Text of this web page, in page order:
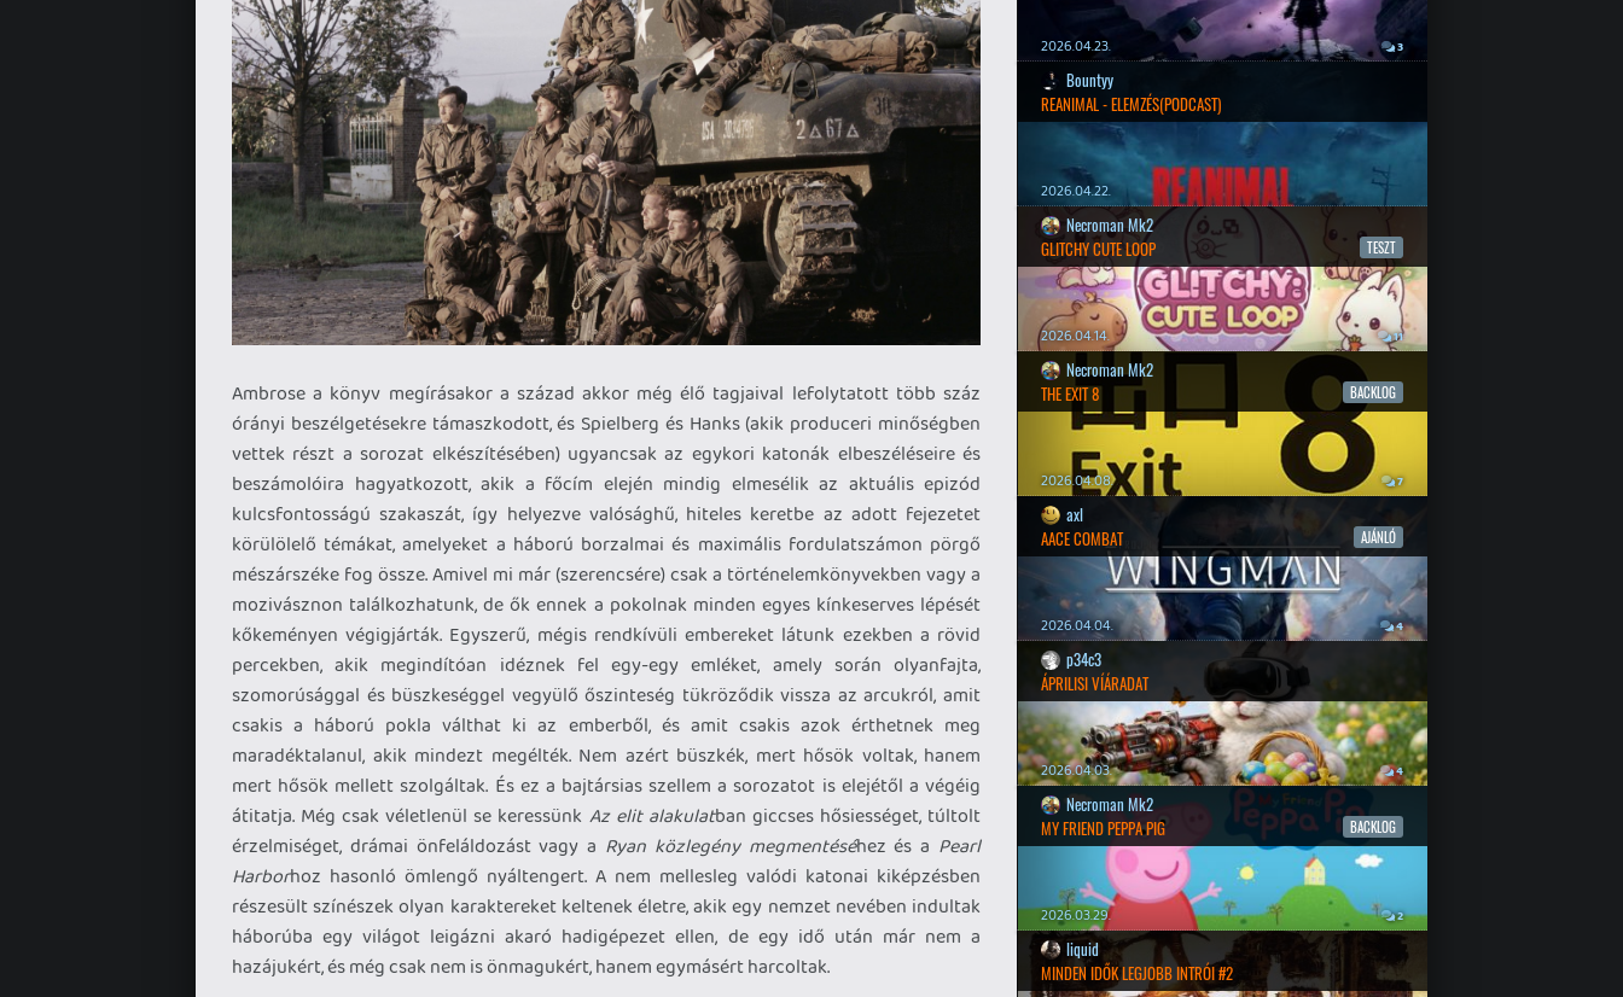
Ambrose a könyv megírásakor a század akkor még élő tagjaival lefolytatott több száz
órányi beszélgetésekre támaszkodott, és Spielberg és Hanks (akik produceri minőségben
vettek részt a sorozat elkészítésében) ugyancsak az egykori katonák elbeszéléseire és
beszámolóira hagyatkozott, akik a főcím elején mindig elmesélik az aktuális epizód
kulcsfontosságú szakaszát, így helyezve valósághű, hiteles keretbe az adott fejezetet
körülölelő témákat, amelyeket a háború borzalmai és maximális fordulatszámon pörgő
mészárszéke fog össze. Amivel mi már (szerencsére) csak a történelemkönyvekben vagy a
mozivásznon találkozhatunk, de ők ennek a pokolnak minden egyes kínkeserves lépését
kőkeményen végigjárták. Egyszerű, mégis rendkívüli embereket látunk ezekben a rövid
percekben, akik megindítóan idéznek fel egy-egy emléket, amely során olyanfajta,
szomorúsággal és büszkeséggel vegyülő őszinteség tükröződik vissza az arcukról, amit
csakis a háború pokla válthat ki az emberből, és amit csakis azok érthetnek meg
maradéktalanul, akik mindezt megélték. Nem azért büszkék, mert hősök voltak, hanem
mert hősök mellett szolgáltak. És ez a bajtársias szellem a sorozatot is elejétől a végéig
átitatja. Még csak véletlenül se keressünk Az elit alakulatban giccses hősiességet, túltolt
érzelmiséget, drámai önfeláldozást vagy a Ryan közlegény megmentéséhez és a Pearl
Harborhoz hasonló ömlengő nyáltengert. A nem mellesleg valódi katonai kiképzésben
részesült színészek olyan karaktereket keltenek életre, akik egy nemzet nevében indultak
háborúba egy világot leigázni akaró hadigépezet ellen, de egy idő után már nem a
hazájukért, és még csak nem is önmagukért, hanem egymásért harcoltak.
2026.04.23. 3
Bountyy
REANIMAL - ELEMZÉS(PODCAST)
2026.04.22.
Necroman Mk2
GLITCHY CUTE LOOP
TESZT
2026.04.14. 11
Necroman Mk2
THE EXIT 8
BACKLOG
2026.04.08. 7
axl
AACE COMBAT
AJÁNLÓ
2026.04.04. 4
p34c3
ÁPRILISI VÍÁRADAT
2026.04.03. 4
Necroman Mk2
MY FRIEND PEPPA PIG
BACKLOG
2026.03.29. 2
liquid
MINDEN IDŐK LEGJOBB INTRÓI #2